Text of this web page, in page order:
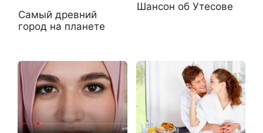
Самый древний
город на планете
Шансон об Утесове